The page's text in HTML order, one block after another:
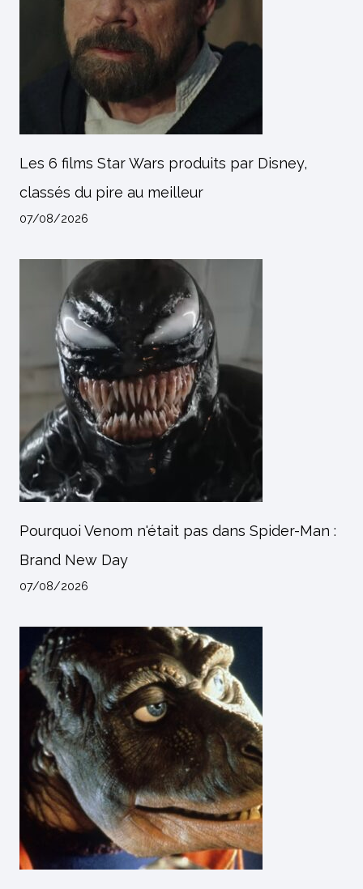
Les 6 films Star Wars produits par Disney,
classés du pire au meilleur
07/08/2026
Pourquoi Venom n'était pas dans Spider-Man :
Brand New Day
07/08/2026